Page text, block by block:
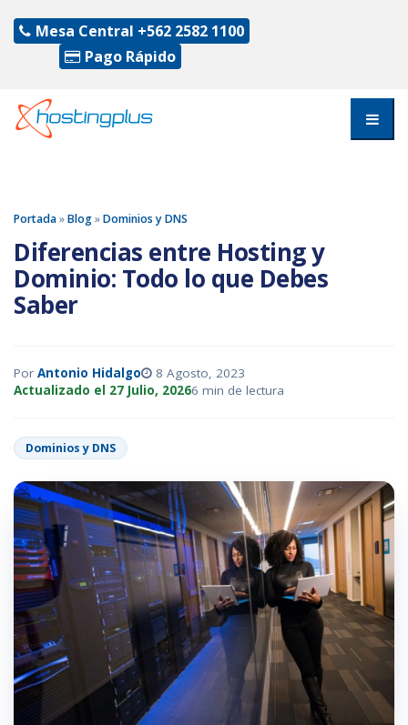
Mesa Central +562 2582 1100
Pago Rápido
Portada»Blog»Dominios y DNS
Diferencias entre Hosting y
Dominio: Todo lo que Debes
Saber
Por Antonio Hidalgo
8 Agosto, 2023
Actualizado el 27 Julio, 20266 min de lectura
Dominios y DNS